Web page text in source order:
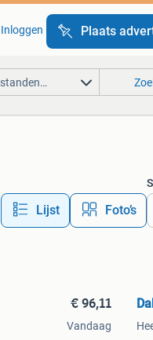
Inloggen Plaats
Lijst Foto’s
€ 96,11
Vandaag